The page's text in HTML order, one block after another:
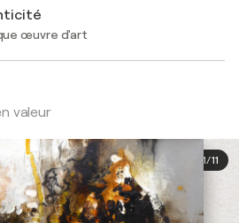
œuvre d'art
valeur
1/11